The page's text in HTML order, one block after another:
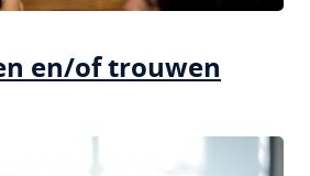
en/of trouwen